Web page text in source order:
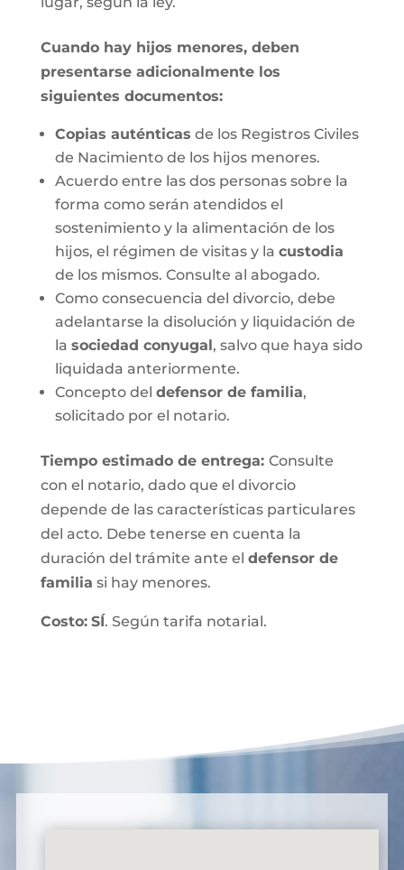
Cuando hay hijos menores, deben
presentarse adicionalmente los
siguientes documentos:
Copias auténticas de los Registros Civiles
de Nacimiento de los hijos menores.
Acuerdo entre las dos personas sobre la
forma como serán atendidos el
sostenimiento y la alimentación de los
hijos, el régimen de visitas y la custodia
de los mismos. Consulte al abogado.
Como consecuencia del divorcio, debe
adelantarse la disolución y liquidación de
la sociedad conyugal, salvo que haya sido
liquidada anteriormente.
Concepto del defensor de familia,
solicitado por el notario.
Tiempo estimado de entrega: Consulte
con el notario, dado que el divorcio
depende de las características particulares
del acto. Debe tenerse en cuenta la
duración del trámite ante el defensor de
familia si hay menores.
Costo: SÍ. Según tarifa notarial.